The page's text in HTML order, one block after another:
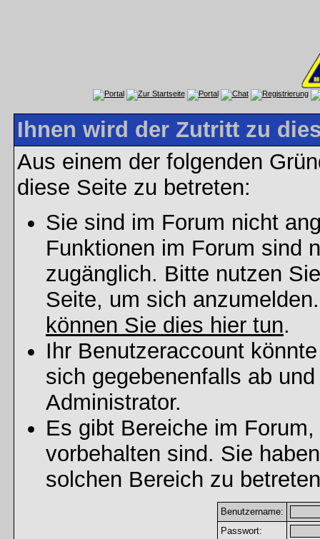
Ihnen wird der Zutritt zu
Aus einem der folgenden
diese Seite zu betreten:
Sie sind im Forum nicht
Funktionen im Forum sind
zugänglich. Bitte nutzen
Seite, um sich
können Sie dies hier tun.
Ihr Benutzeraccount
sich gegebenenfalls ab
Administrator.
Es gibt Bereiche im
vorbehalten sind. Sie
solchen Bereich zu
Benutzername:
Passwort: